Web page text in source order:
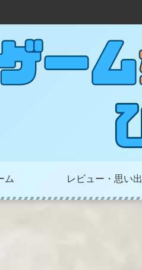
ム レビュー・思い出